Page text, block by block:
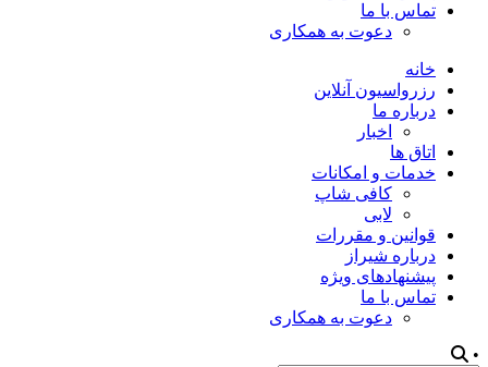
تماس با ما
دعوت به همکاری
خانه
رزرواسیون آنلاین
درباره ما
اخبار
اتاق ها
خدمات و امکانات
کافی شاپ
لابی
قوانین و مقررات
درباره شیراز
پیشنهادهای ویژه
تماس با ما
دعوت به همکاری
•